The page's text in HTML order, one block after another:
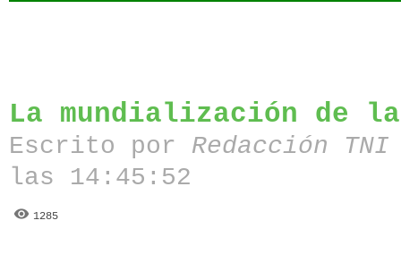
La mundialización de
Escrito por Redacción
las 14:45:52
1285